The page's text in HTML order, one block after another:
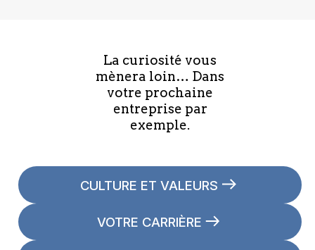
La curiosité vous
mènera loin… Dans
votre prochaine
entreprise par
exemple.
CULTURE ET VALEURS
VOTRE CARRIÈRE